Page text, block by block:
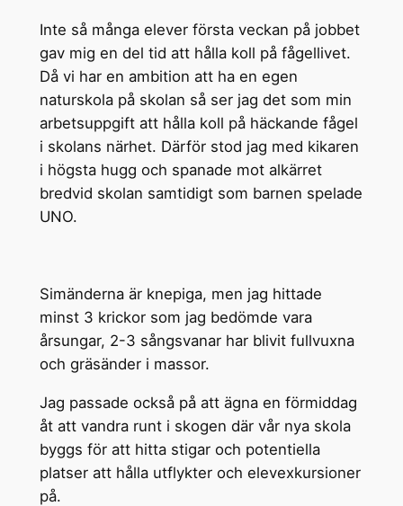
Inte så många elever första veckan på jobbet
gav mig en del tid att hålla koll på fågellivet.
Då vi har en ambition att ha en egen
naturskola på skolan så ser jag det som min
arbetsuppgift att hålla koll på häckande fågel
i skolans närhet. Därför stod jag med kikaren
i högsta hugg och spanade mot alkärret
bredvid skolan samtidigt som barnen spelade
UNO.
Simänderna är knepiga, men jag hittade
minst 3 krickor som jag bedömde vara
årsungar, 2-3 sångsvanar har blivit fullvuxna
och gräsänder i massor.
Jag passade också på att ägna en förmiddag
åt att vandra runt i skogen där vår nya skola
byggs för att hitta stigar och potentiella
platser att hålla utflykter och elevexkursioner
på.